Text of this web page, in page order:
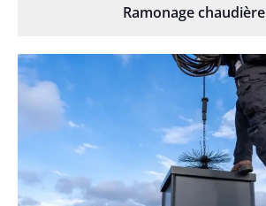
Ramonage chaudière